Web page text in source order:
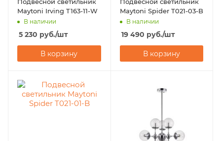
Maytoni Irving T163-11-W
В наличии
5 230 руб./шт
В корзину
Maytoni Spider T021-03-B
В наличии
19 490 руб./шт
В корзину